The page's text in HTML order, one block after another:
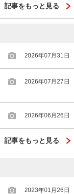
記事をもっと見る
2026年07月31日
2026年07月27日
2026年06月26日
記事をもっと見る
2023年01月26日